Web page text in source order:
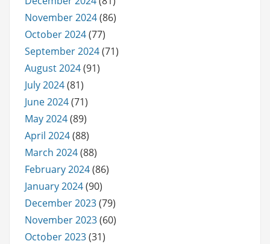
November 2024(86)
October 2024(77)
September 2024(71)
August 2024(91)
July 2024(81)
June 2024(71)
May 2024(89)
April 2024(88)
March 2024(88)
February 2024(86)
January 2024(90)
December 2023(79)
November 2023(60)
October 2023(31)